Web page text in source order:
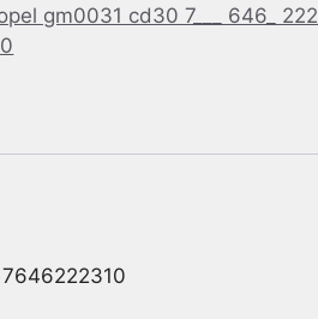
gm0031 cd30 7___ 646_ 222_